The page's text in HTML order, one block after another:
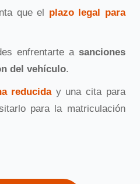
que el plazo legal para
enfrentarte a sanciones
del vehículo.
reduciday una cita para
para la matriculación